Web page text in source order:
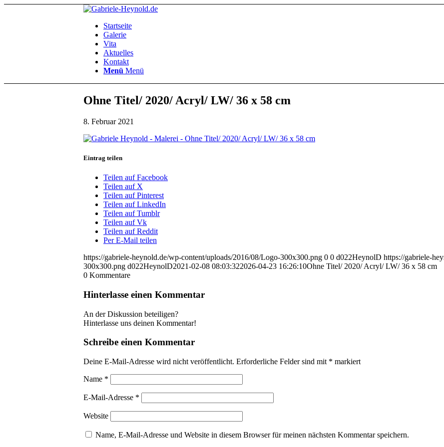
Startseite
Galerie
Vita
Aktuelles
Kontakt
Menü Menü
Ohne Titel/ 2020/ Acryl/ LW/ 36 x 58 cm
8. Februar 2021
Eintrag teilen
Teilen auf Facebook
Teilen auf X
Teilen auf Pinterest
Teilen auf LinkedIn
Teilen auf Tumblr
Teilen auf Vk
Teilen auf Reddit
Per E-Mail teilen
https://gabriele-heynold.de/wp-content/uploads/2016/08/Logo-300x300.png 0 0 d022HeynolD https://gabriele-
300x300.png d022HeynolD2021-02-08 08:03:322026-04-23 16:26:10Ohne Titel/ 2020/ Acryl/ LW/ 36 x 58 cm
0 Kommentare
Hinterlasse einen Kommentar
An der Diskussion beteiligen?
Hinterlasse uns deinen Kommentar!
Schreibe einen Kommentar
Deine E-Mail-Adresse wird nicht veröffentlicht. Erforderliche Felder sind mit * markiert
Name *
E-Mail-Adresse *
Website
Name, E-Mail-Adresse und Website in diesem Browser für meinen nächsten Kommentar speichern.